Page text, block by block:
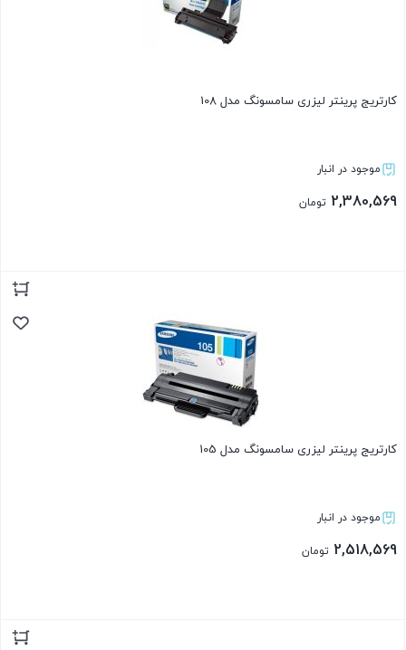
کارتریج پرینتر لیزری سامسونگ مدل 108
موجود در انبار
2,380,569 تومان
کارتریج پرینتر لیزری سامسونگ مدل 105
موجود در انبار
2,518,569 تومان